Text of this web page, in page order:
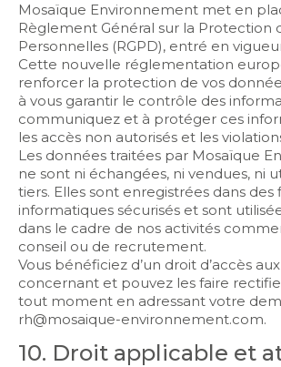
Mosaïque Environnement met en
Règlement Général sur la Protection
Personnelles (RGPD), entré en
Cette nouvelle réglementation
renforcer la protection de vos
à vous garantir le contrôle des
communiquez et à protéger ces
les accès non autorisés et les
Les données traitées par Mosaïque
ne sont ni échangées, ni vendues, ni
tiers. Elles sont enregistrées dans des
informatiques sécurisés et sont
dans le cadre de nos activités
conseil ou de recrutement.
Vous bénéficiez d’un droit d’accès
concernant et pouvez les faire
tout moment en adressant votre
rh@mosaique-environnement.com.
10. Droit applicable et